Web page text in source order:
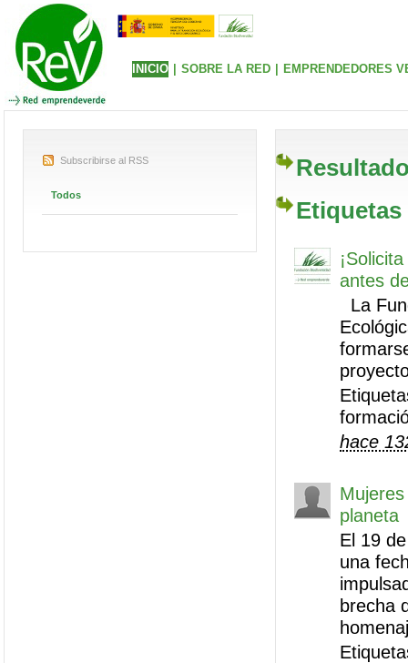
INICIO SOBRE LA RED EMPRENDEDORES
Subscribirse al RSS
Todos
Etiquetas
antes
La
hace
planeta
El 19
una
brecha